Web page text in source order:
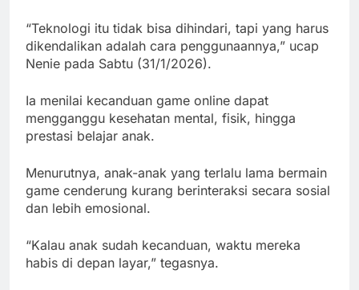
“Teknologi itu tidak bisa dihindari, tapi yang harus
dikendalikan adalah cara penggunaannya,” ucap
Nenie pada Sabtu (31/1/2026).
Ia menilai kecanduan game online dapat
mengganggu kesehatan mental, fisik, hingga
prestasi belajar anak.
Menurutnya, anak-anak yang terlalu lama bermain
game cenderung kurang berinteraksi secara sosial
dan lebih emosional.
“Kalau anak sudah kecanduan, waktu mereka
habis di depan layar,” tegasnya.